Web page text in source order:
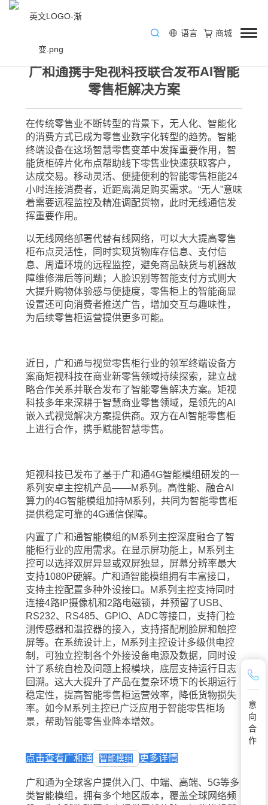
语言
商城
广和通携手矩视科技联合发布AI智能
零售柜解决方案
在传统零售业不断转型的背景下，无人化、智能化
的消费方式已成为零售业数字化转型的趋势。智能
终端设备在这场智慧零售变革中发挥重要作用，智
能货柜碎片化布点帮助线下零售业快速获取客户，
达成交易。移动灵活、便捷便利的智能零售柜能24
小时连接消费者，近距离满足购买需求。“无人”意味
着需要远程监控及精准调配货物，此时无线通信发
挥重要作用。
以无线网络部署代替有线网络，可以大大提高零售
柜布点灵活性，同时实现货物库存信息、支付信
息、周遭环境的远程监控，避免商品缺货与机器故
障维修滞后等问题；人脸识别等智能支付方式则大
大提升购物体验感与便捷度，零售柜上的智能商显
设置还可向消费者推送广告，增加交互与趣味性，
为后续零售柜运营提供更多可能。
近日，广和通与视觉零售柜行业的领军终端设备方
案商矩视科技在商业新零售领域持续探索，建立战
略合作关系并联合发布了智能零售解决方案。矩视
科技多年来深耕于智慧商业零售领域，是领先的AI
嵌入式视觉解决方案提供商。双方在AI智能零售柜
上进行合作，携手赋能智慧零售。
矩视科技已发布了基于广和通4G智能模组研发的一
系列安卓主控机产品——M系列。高性能、融合AI
算力的4G智能模组加持M系列，共同为智能零售柜
提供稳定可靠的4G通信保障。
内置了广和通智能模组的M系列主控深度融合了智
能柜行业的应用需求。在显示屏功能上，M系列主
控可以选择双屏异显或双屏独显，屏幕分辨率最大
支持1080P硬解。广和通智能模组拥有丰富接口，
支持主控配置多种外设接口。M系列主控支持同时
连接4路IP摄像机和2路电磁锁，并预留了USB、
RS232、RS485、GPIO、ADC等接口，支持门检
测传感器和温控器的接入，支持搭配刷脸屏和触控
屏等。在系统设计上，M系列主控设计多级供电控
制，可独立控制各个外接设备电源及数据，同时设
计了系统自检及问题上报模块，底层支持运行日志
回溯。这大大提升了产品在复杂环境下的长期运行
稳定性，提高智能零售柜运营效率，降低货物损失
率。如今M系列主控已广泛应用于智能零售柜场
景，帮助智能零售业降本增效。
点击查看广和通 智能模组 更多详情
广和通为全球客户提供入门、中端、高端、5G等多
类智能模组，拥有多个地区版本，覆盖全球网络频
意
向
合
作